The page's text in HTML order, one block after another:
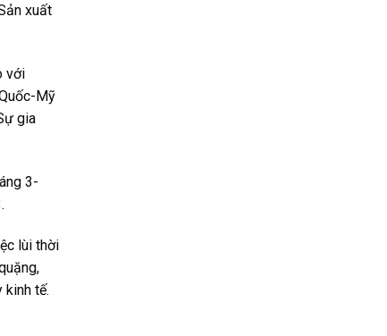
xuất
với
Mỹ
gia
3-
lùi thời
kinh tế.